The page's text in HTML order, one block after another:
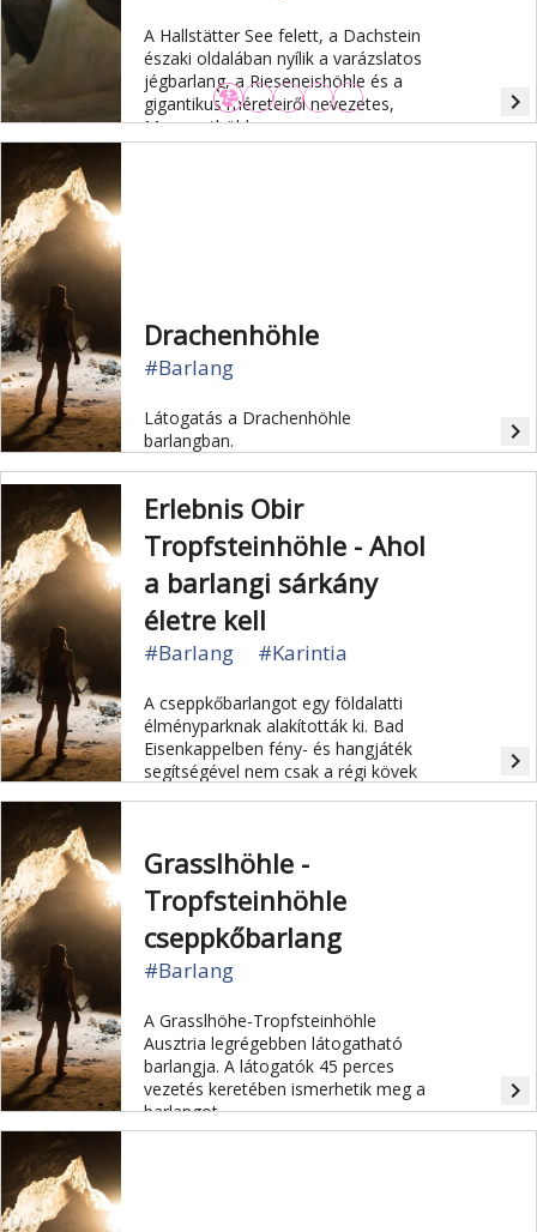
A Hallstätter See felett, a Dachstein
északi oldalában nyílik a varázslatos
jégbarlang, a Rieseneishöhle és a
gigantikus méreteiről nevezetes,
Mammuthöhle.
navigate_next
Drachenhöhle
#Barlang
Látogatás a Drachenhöhle
barlangban.
navigate_next
Erlebnis Obir
Tropfsteinhöhle - Ahol
a barlangi sárkány
életre kell
#Barlang #Karintia
A cseppkőbarlangot egy földalatti
élményparknak alakították ki. Bad
Eisenkappelben fény- és hangjáték
segítségével nem csak a régi kövek
navigate_next
Grasslhöhle -
Tropfsteinhöhle
cseppkőbarlang
#Barlang
A Grasslhöhe-Tropfsteinhöhle
Ausztria legrégebben látogatható
barlangja. A látogatók 45 perces
vezetés keretében ismerhetik meg a
barlangot.
navigate_next